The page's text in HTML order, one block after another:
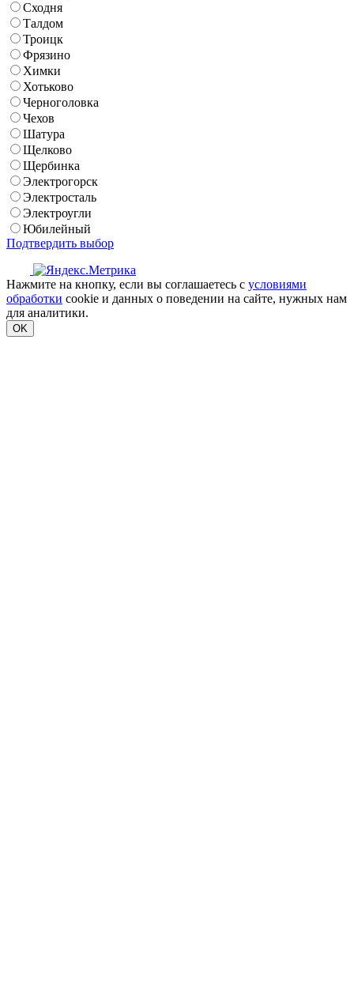
Сходня
Талдом
Троицк
Фрязино
Химки
Хотьково
Черноголовка
Чехов
Шатура
Щелково
Щербинка
Электрогорск
Электросталь
Электроугли
Юбилейный
Подтвердить выбор
Нажмите на кнопку, если вы соглашаетесь с условиями
обработки cookie и данных о поведении на сайте, нужных нам
для аналитики.
OK